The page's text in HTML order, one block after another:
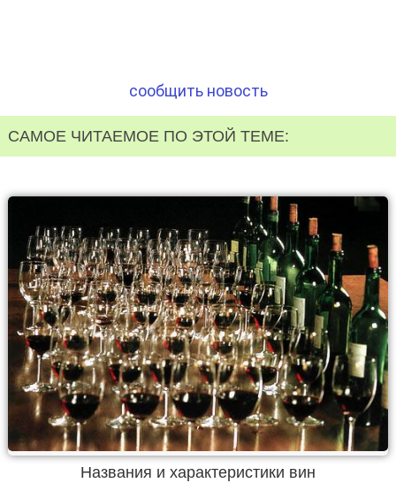
сообщить новость
САМОЕ ЧИТАЕМОЕ ПО ЭТОЙ ТЕМЕ:
Названия и характеристики вин